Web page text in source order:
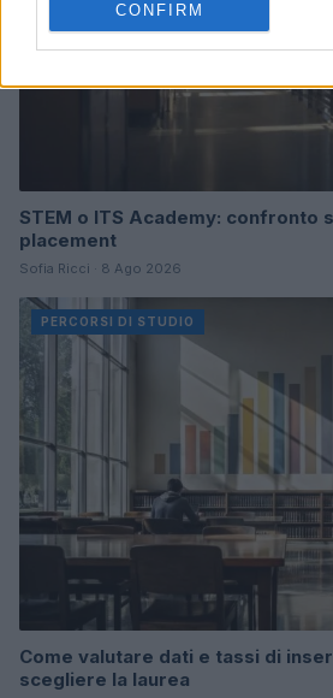
CONFIRM
STEM o ITS Academy: confronto
placement
Sofia Ricci · 8 Ago 2026
PERCORSI DI STUDIO
Come valutare dati e tassi di
scegliere la laurea